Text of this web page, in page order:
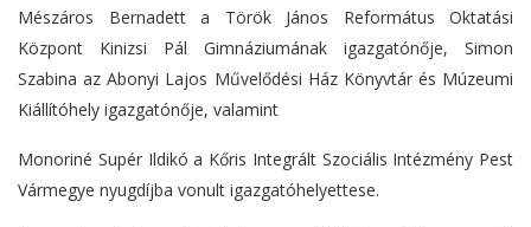
Mészáros Bernadett a Török János Református Oktatási
Központ Kinizsi Pál Gimnáziumának igazgatónője, Simon
Szabina az Abonyi Lajos Művelődési Ház Könyvtár és Múzeumi
Kiállítóhely igazgatónője, valamint
Monoriné Supér Ildikó a Kőris Integrált Szociális Intézmény Pest
Vármegye nyugdíjba vonult igazgatóhelyettese.